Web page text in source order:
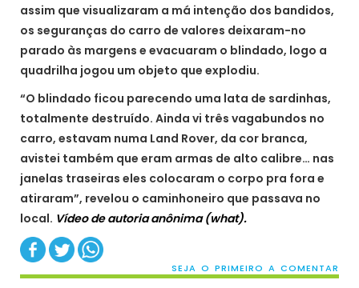
assim que visualizaram a má intenção dos bandidos,
os seguranças do carro de valores deixaram-no
parado às margens e evacuaram o blindado, logo a
quadrilha jogou um objeto que explodiu.
“O blindado ficou parecendo uma lata de sardinhas,
totalmente destruído. Ainda vi três vagabundos no
carro, estavam numa Land Rover, da cor branca,
avistei também que eram armas de alto calibre… nas
janelas traseiras eles colocaram o corpo pra fora e
atiraram”, revelou o caminhoneiro que passava no
local. Vídeo de autoria anônima (what).
SEJA O PRIMEIRO A COMENTAR